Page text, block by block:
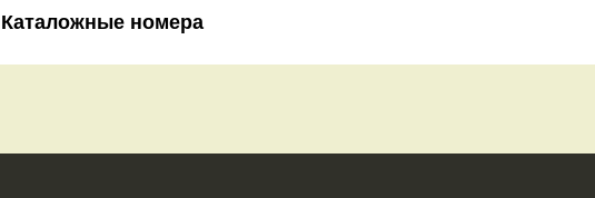
Каталожные номера